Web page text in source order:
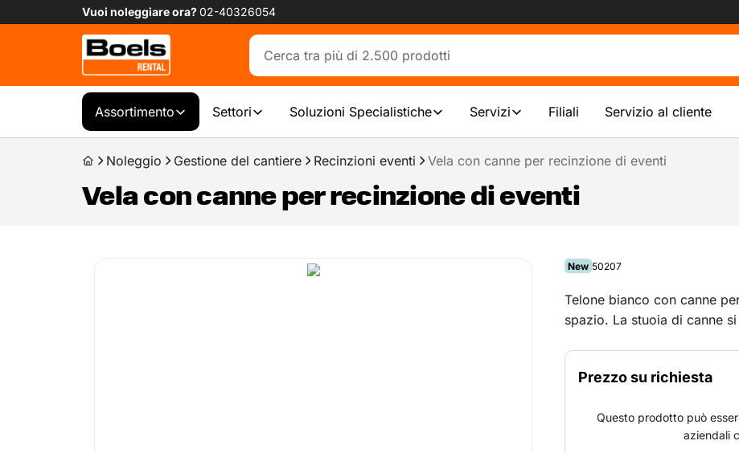
Vuoi noleggiare ora?02-40326054
Assortimento Settori Soluzioni Specialistiche Servizi Filiali Servizio al cliente
Noleggio Gestione del cantiere Recinzioni eventi Vela con canne per recinzione di eventi
Vela con canne per recinzione di eventi
New 50207
Telone bianco con canne
spazio. La stuoia di canne
Prezzo su richiesta
Questo prodotto può
aziendali